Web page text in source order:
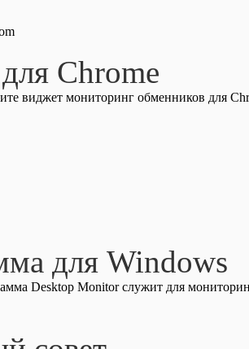
Chrome
виджет мониторинг обменников для
для Windows
Desktop Monitor служит для